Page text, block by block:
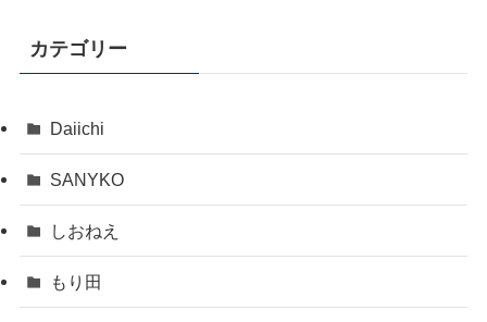
カテゴリー
Daiichi
SANYKO
しおねえ
もり田